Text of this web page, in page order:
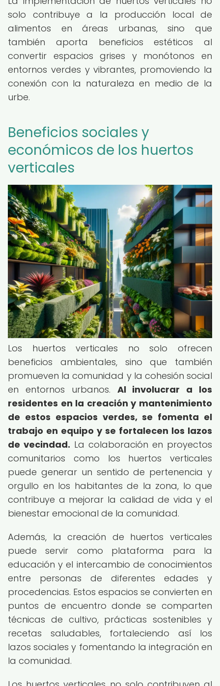
solo contribuye a la producción local de
alimentos en áreas urbanas, sino que
también aporta beneficios estéticos al
convertir espacios grises y monótonos en
entornos verdes y vibrantes, promoviendo la
conexión con la naturaleza en medio de la
urbe.
Beneficios sociales y
económicos de los huertos
verticales
Los huertos verticales no solo ofrecen
beneficios ambientales, sino que también
promueven la comunidad y la cohesión social
en entornos urbanos. Al involucrar a los
residentes en la creación y mantenimiento
de estos espacios verdes, se fomenta el
trabajo en equipo y se fortalecen los lazos
de vecindad. La colaboración en proyectos
comunitarios como los huertos verticales
puede generar un sentido de pertenencia y
orgullo en los habitantes de la zona, lo que
contribuye a mejorar la calidad de vida y el
bienestar emocional de la comunidad.
Además, la creación de huertos verticales
puede servir como plataforma para la
educación y el intercambio de conocimientos
entre personas de diferentes edades y
procedencias. Estos espacios se convierten en
puntos de encuentro donde se comparten
técnicas de cultivo, prácticas sostenibles y
recetas saludables, fortaleciendo así los
lazos sociales y fomentando la integración en
la comunidad.